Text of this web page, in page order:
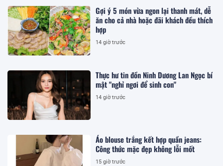
Gợi ý 5 món vừa ngon lại thanh mát, dễ
ăn cho cả nhà hoặc đãi khách đều thích
hợp
14 giờ trước
Thực hư tin đồn Ninh Dương Lan Ngọc bí
mật "nghỉ ngơi để sinh con"
14 giờ trước
Áo blouse trắng kết hợp quần jeans:
Công thức mặc đẹp không lỗi mốt
15 giờ trước